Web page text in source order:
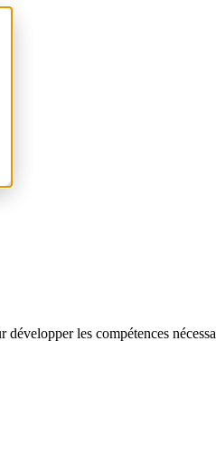
les compétences